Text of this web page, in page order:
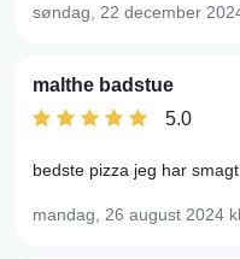
søndag, 22 december
malthe badstue
5.0
bedste pizza jeg har
mandag, 26 august 2024